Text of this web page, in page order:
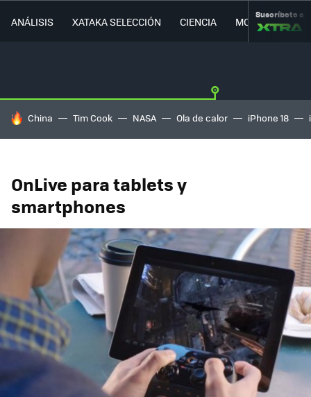
ANÁLISIS XATAKA SELECCIÓN CIENCIA MOVILIDAD
Suscríbete a
HOY SE HABLA DE
China Tim Cook NASA Ola de calor iPhone 18
OnLive para tablets y
smartphones